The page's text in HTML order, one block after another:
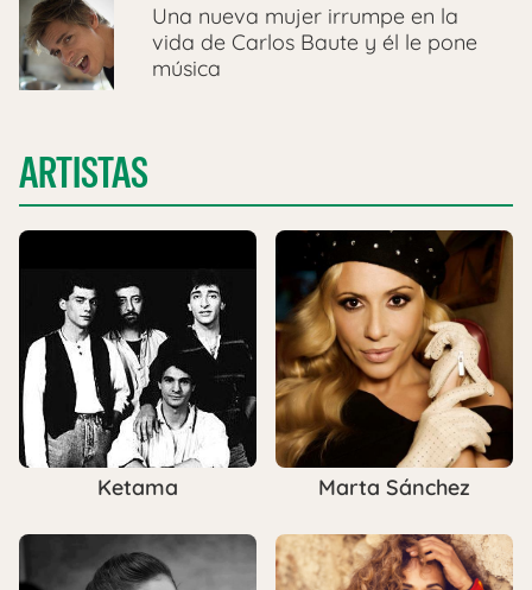
Una nueva mujer irrumpe en la
vida de Carlos Baute y él le pone
música
ARTISTAS
Ketama Marta Sánchez